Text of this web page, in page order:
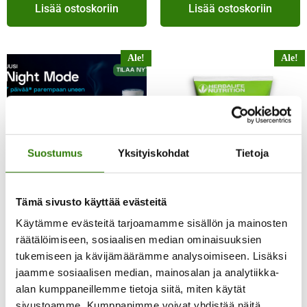
Suostumus Yksityiskohdat Tietoja
Tämä sivusto käyttää evästeitä
Käytämme evästeitä tarjoamamme sisällön ja mainosten
räätälöimiseen, sosiaalisen median ominaisuuksien
tukemiseen ja kävijämäärämme analysoimiseen. Lisäksi
jaamme sosiaalisen median, mainosalan ja analytiikka-
alan kumppaneillemme tietoja siitä, miten käytät
Lisää ostoskoriin Lisää ostoskoriin
Ale!
Lisää ostoskoriin
Ale!
10x30g
28.00€26.00 €
Lisää ostoskoriin